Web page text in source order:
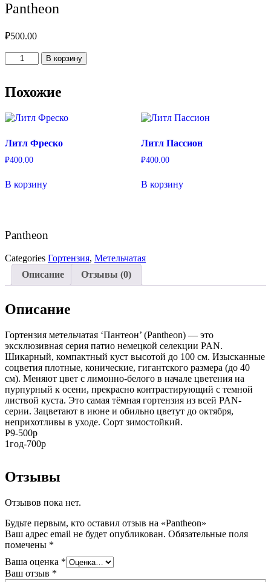
Pantheon
₽500.00
Количество
товара
В корзину
Похожие
Литл Фреско
₽400.00
В корзину
Литл Пассион
₽400.00
В корзину
Pantheon
Categories Гортензия, Метельчатая
Описание
Отзывы (0)
Описание
Гортензия метельчатая ‘Пантеон’ (Pantheon) — это
эксклюзивная серия патио немецкой селекции PAN.
Шикарный, компактный куст высотой до 100 см. Изысканные
соцветия плотные, конические, гигантского размера (до 40
см). Меняют цвет с лимонно-белого в начале цветения на
пурпурный к осени, прекрасно контрастирующий с темной
листвой куста. Это самая тёмная гортензия из всей PAN-
серии. Зацветают в июне и обильно цветут до октября,
неприхотливы в уходе. Сорт зимостойкий.
Р9-500р
1год-700р
Отзывы
Отзывов пока нет.
Будьте первым, кто оставил отзыв на «Pantheon»
Ваш адрес email не будет опубликован. Обязательные поля
помечены *
Ваша оценка *
Ваш отзыв *